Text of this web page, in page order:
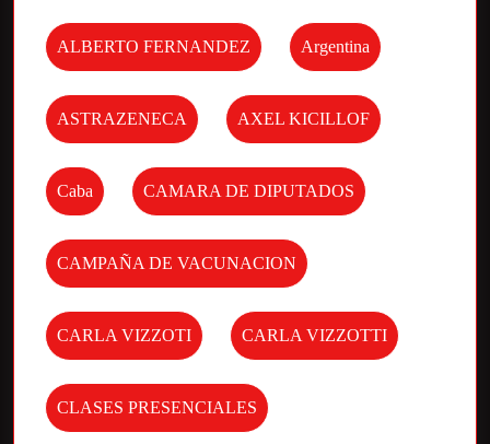
ALBERTO FERNANDEZ Argentina
ASTRAZENECA AXEL KICILLOF
Caba CAMARA DE DIPUTADOS
CAMPAÑA DE VACUNACION
CARLA VIZZOTI CARLA VIZZOTTI
CLASES PRESENCIALES